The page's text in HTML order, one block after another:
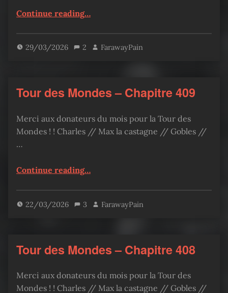
Continue reading“Tour des Mondes – Chapitre 410”
…
29/03/2026 2 FarawayPain
Tour des Mondes – Chapitre 409
Merci aux donateurs du mois pour la Tour des
Mondes ! ! Charles // Max la castagne // Gobles //
…
Continue reading“Tour des Mondes – Chapitre 409”
…
22/03/2026 3 FarawayPain
Tour des Mondes – Chapitre 408
Merci aux donateurs du mois pour la Tour des
Mondes ! ! Charles // Max la castagne // Gobles //